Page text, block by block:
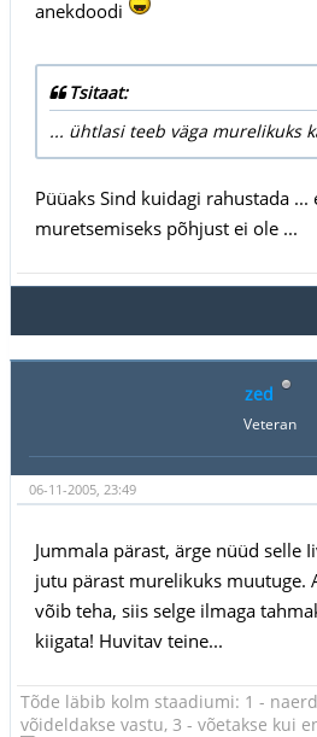
anekdoodi
Tsitaat:
... ühtlasi teeb väga murelikuks
Püüaks Sind kuidagi rahustada ...
muretsemiseks põhjust ei ole ...
zed
Veteran
06-11-2005, 23:49
Jummala pärast, ärge nüüd selle
jutu pärast murelikuks muutuge.
võib teha, siis selge ilmaga
kiigata! Huvitav teine...
Tõde läbib kolm staadiumi: 1 -
võideldakse vastu, 3 - võetakse kui